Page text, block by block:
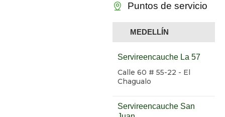
Puntos de servicio
MEDELLÍN
Servireencauche La 57
Calle 60 # 55-22 - El
Chagualo
Servireencauche San